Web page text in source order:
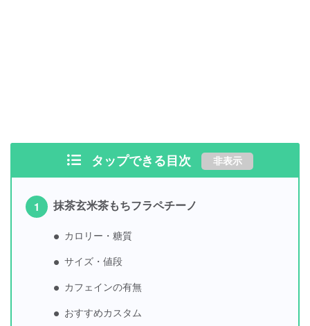
タップできる目次 非表示
抹茶玄米茶もちフラペチーノ
カロリー・糖質
サイズ・値段
カフェインの有無
おすすめカスタム